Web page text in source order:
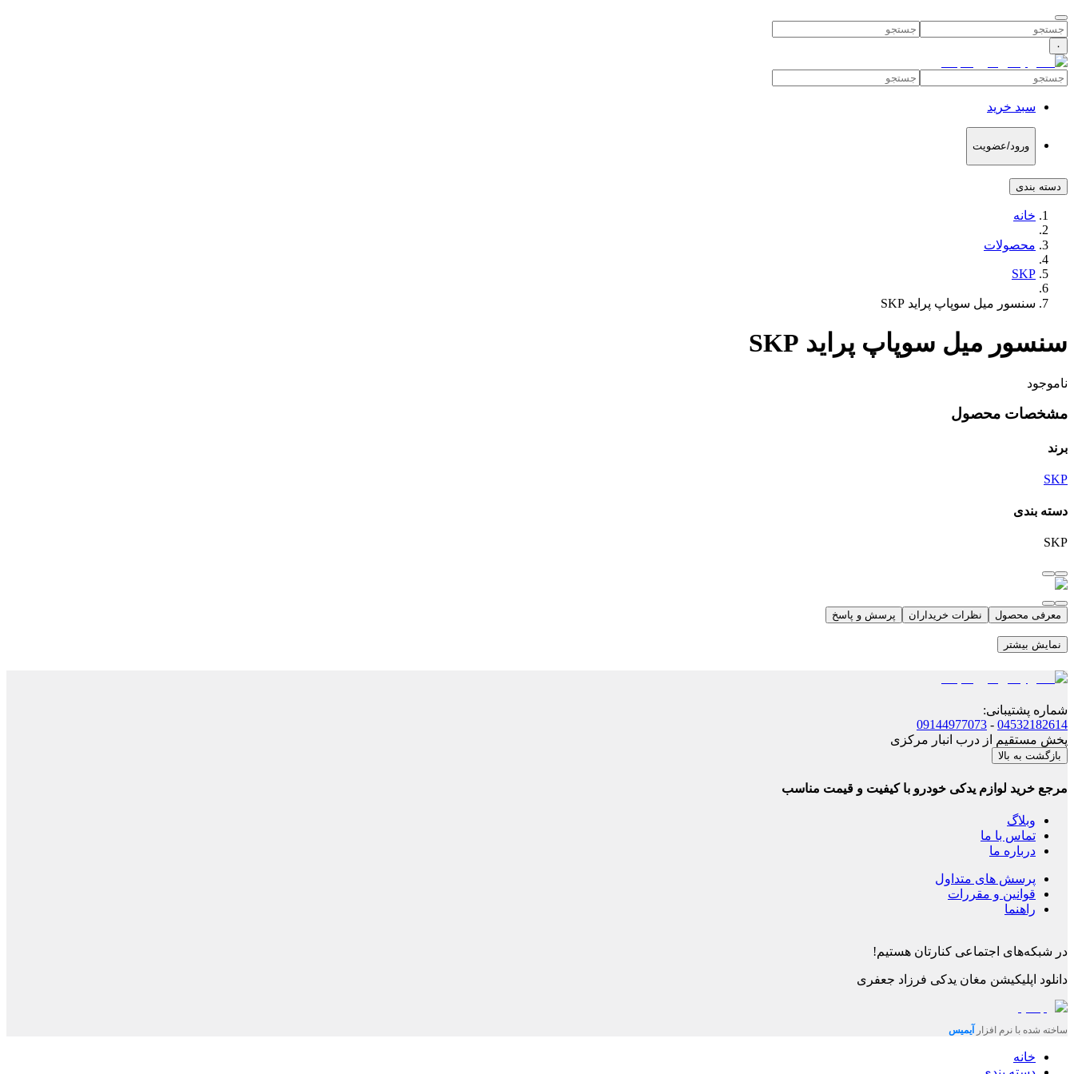
۰
سبد خرید
ورود/عضویت
دسته بندی
خانه
محصولات
SKP
سنسور میل سوپاپ پراید SKP
سنسور میل سوپاپ پراید SKP
ناموجود
مشخصات محصول
برند
SKP
دسته بندی
SKP
معرفی محصول نظرات خریداران پرسش و پاسخ
نمایش بیشتر
شماره پشتیبانی:
04532182614
-
09144977073
پخش مستقیم از درب انبار مرکزی
بازگشت به بالا
مرجع خرید لوازم یدکی خودرو با کیفیت و قیمت مناسب
وبلاگ
تماس با ما
درباره ما
پرسش های متداول
قوانین و مقررات
راهنما
در شبکه‌های اجتماعی کنارتان هستیم!
دانلود اپلیکیشن مغان یدکی فرزاد جعفری
ساخته شده با نرم افزار آیمیس
خانه